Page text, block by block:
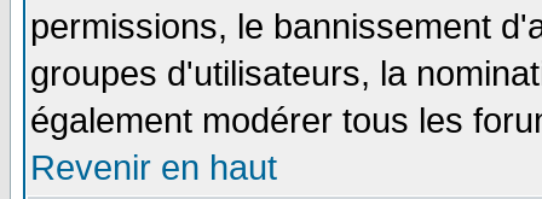
permissions, le bannissement
groupes d'utilisateurs, la
également modérer tous les
Revenir en haut